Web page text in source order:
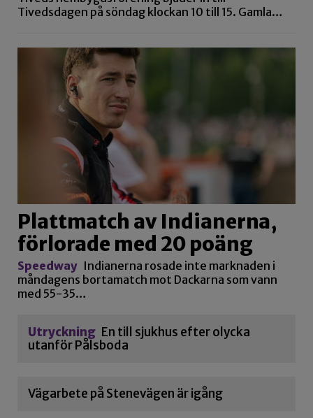
Tivedsdagen på söndag klockan 10 till 15. Gamla…
Plattmatch av Indianerna,
förlorade med 20 poäng
Speedway Indianerna rosade inte marknaden i
måndagens bortamatch mot Dackarna som vann
med 55-35…
Utryckning En till sjukhus efter olycka
utanför Pålsboda
Vägarbete på Stenevägen är igång